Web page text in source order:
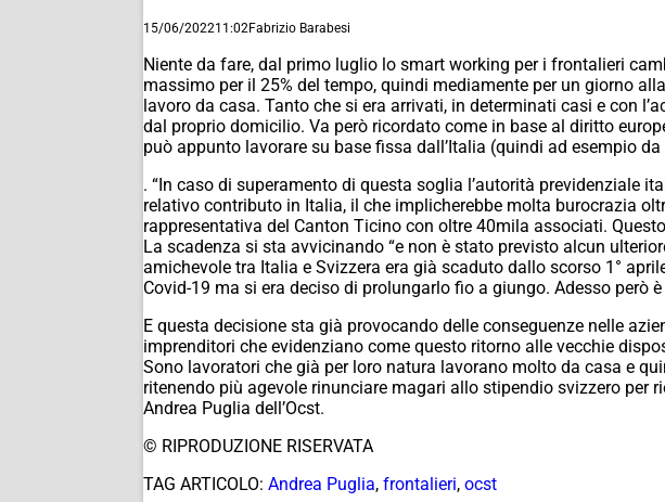
15/06/202211:02Fabrizio Barabesi
Niente da fare, dal primo luglio lo smart working per i frontalieri
massimo per il 25% del tempo, quindi mediamente per un giorno
lavoro da casa. Tanto che si era arrivati, in determinati casi e con
dal proprio domicilio. Va però ricordato come in base al diritto
può appunto lavorare su base fissa dall’Italia (quindi ad esempio
. “In caso di superamento di questa soglia l’autorità previdenziale
relativo contributo in Italia, il che implicherebbe molta burocrazia
rappresentativa del Canton Ticino con oltre 40mila associati.
La scadenza si sta avvicinando “e non è stato previsto alcun
amichevole tra Italia e Svizzera era già scaduto dallo scorso 1°
Covid-19 ma si era deciso di prolungarlo fio a giungo. Adesso però
E questa decisione sta già provocando delle conseguenze nelle
imprenditori che evidenziano come questo ritorno alle vecchie
Sono lavoratori che già per loro natura lavorano molto da casa e
ritenendo più agevole rinunciare magari allo stipendio svizzero per
Andrea Puglia dell’Ocst.
© RIPRODUZIONE RISERVATA
TAG ARTICOLO: Andrea Puglia, frontalieri, ocst